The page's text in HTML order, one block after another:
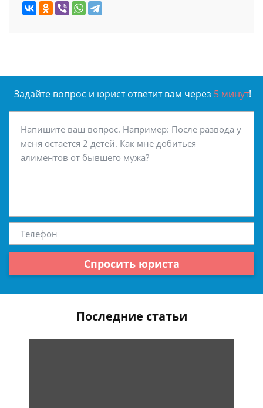
Задайте вопрос и юрист ответит вам через 5 минут!
Спросить юриста
Последние статьи